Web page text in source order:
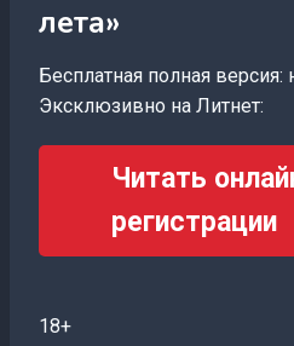
лета»
Бесплатная полная версия:
Эксклюзивно на Литнет:
Читать
регистрации
18+